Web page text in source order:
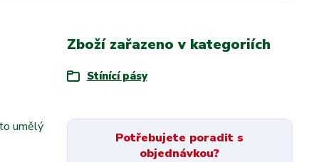
umělý
Zboží zařazeno v kategoriích
Stínící pásy
Potřebujete poradit s
objednávkou?